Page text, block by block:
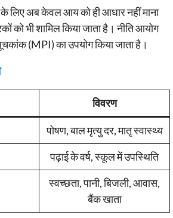
के लिए अब केवल आय को ही आधार नहीं माना
को भी शामिल किया जाता है। नीति आयोग
सूचकांक (MPI) का उपयोग किया जाता है।
विवरण
पोषण, बाल मृत्यु दर, मातृ स्वास्थ्य
पढ़ाई के वर्ष, स्कूल में उपस्थिति
स्वच्छता, पानी, बिजली, आवास,
बैंक खाता